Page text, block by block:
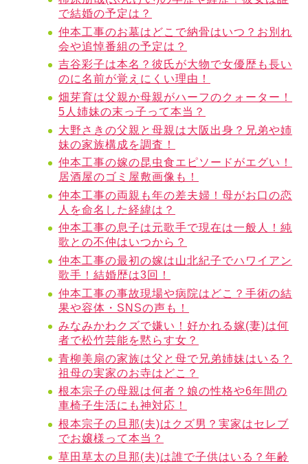
で結婚の予定は？
仲本工事のお墓はどこで納骨はいつ？お別れ
会や追悼番組の予定は？
吉谷彩子は本名？彼氏が大物で女優歴も長い
のに名前が覚えにくい理由！
畑芽育は父親か母親がハーフのクォーター！
5人姉妹の末っ子って本当？
大野さきの父親と母親は大阪出身？兄弟や姉
妹の家族構成を調査！
仲本工事の嫁の昆虫食エピソードがエグい！
居酒屋のゴミ屋敷画像も！
仲本工事の両親も年の差夫婦！母がお口の恋
人を命名した経緯は？
仲本工事の息子は元歌手で現在は一般人！純
歌との不仲はいつから？
仲本工事の最初の嫁は山北紀子でハワイアン
歌手！結婚歴は3回！
仲本工事の事故現場や病院はどこ？手術の結
果や容体・SNSの声も！
みなみかわクズで嫌い！好かれる嫁(妻)は何
者で松竹芸能を黙らす女？
青柳美扇の家族は父と母で兄弟姉妹はいる？
祖母の実家のお寺はどこ？
根本宗子の母親は何者？娘の性格や6年間の
車椅子生活にも神対応！
根本宗子の旦那(夫)はクズ男？実家はセレブ
でお嬢様って本当？
草田草太の旦那(夫)は誰で子供はいる？年齢